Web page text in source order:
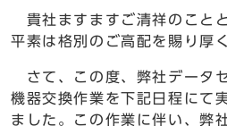
貴社ますますご清祥のこと
平素は格別のご高配を賜り厚
さて、この度、弊社データ
機器交換作業を下記日程にて
ました。この作業に伴い、弊